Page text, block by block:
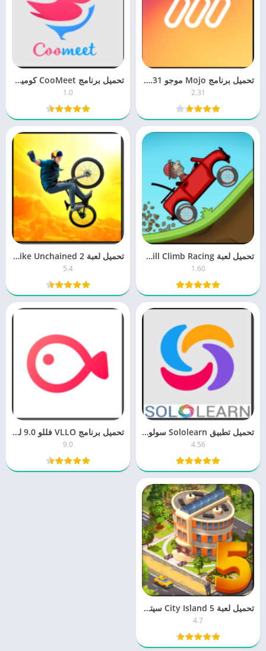
تحميل برنامج Mojo موجو 2.31 لمونتاج الفيديو للكمبيوتر والموبايل برابط مباشر
2.31
تحميل برنامج CooMeet كوميت 1.0 للدردشة مجانا للكمبيوتر والموبايل
1.0
تحميل لعبة Hill Climb Racing هيل كليمب ريسنج 1.60 برابط مباشر
1.60
تحميل لعبة Bike Unchained 2 سباق الدراجات الهوائية برابط مباشر
5.4
تحميل تطبيق Sololearn سولوليرن 4.56 لتعليم البرمجة مجانا اخر اصدار
4.56
تحميل برنامج VLLO فللو 9.0 للمونتاج وتعديل الفيديو مجانا اخر اصدار
9.0
تحميل لعبة City Island 5 سيتي ايسلاند 4.7 للكمبيوتر والموبايل مجانا
4.7